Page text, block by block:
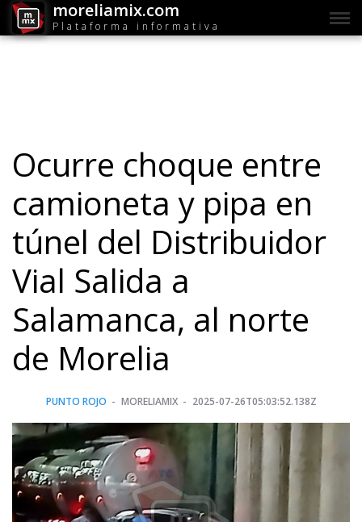
moreliamix.com
Plataforma informativa
Ocurre choque entre
camioneta y pipa en
túnel del Distribuidor
Vial Salida a
Salamanca, al norte
de Morelia
PUNTO ROJO MORELIAMIX 2025-07-26T05:03:52.138Z